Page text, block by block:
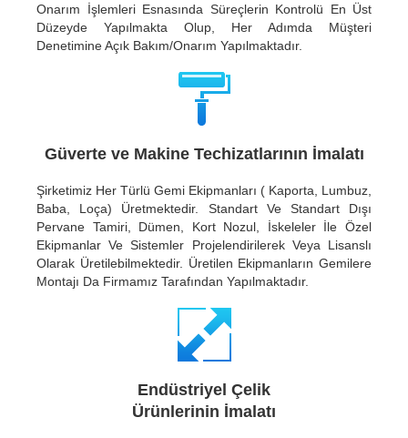
Onarım İşlemleri Esnasında Süreçlerin Kontrolü En Üst
Düzeyde Yapılmakta Olup, Her Adımda Müşteri
Denetimine Açık Bakım/Onarım Yapılmaktadır.
Güverte ve Makine Techizatlarının İmalatı
Şirketimiz Her Türlü Gemi Ekipmanları ( Kaporta, Lumbuz,
Baba, Loça) Üretmektedir. Standart Ve Standart Dışı
Pervane Tamiri, Dümen, Kort Nozul, İskeleler İle Özel
Ekipmanlar Ve Sistemler Projelendirilerek Veya Lisanslı
Olarak Üretilebilmektedir. Üretilen Ekipmanların Gemilere
Montajı Da Firmamız Tarafından Yapılmaktadır.
Endüstriyel Çelik
Ürünlerinin İmalatı